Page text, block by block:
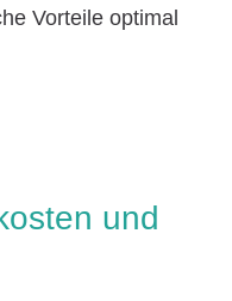
Vorteile optimal
und